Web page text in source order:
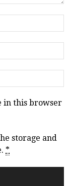
in this browser
storage and
*